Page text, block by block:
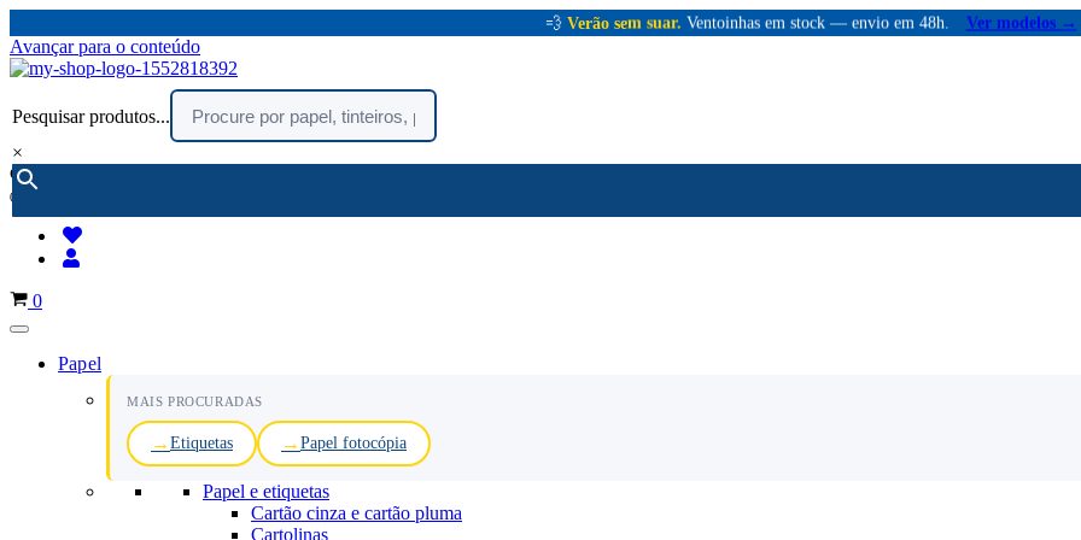
💨 Verão sem suar. Ventoinhas em stock — envio em 48h. Ver modelos →
Avançar para o conteúdo
Pesquisar produtos...
×
encomendar por telefone :
(chamada rede fixa nacional)
Carrinho
0
Papel
MAIS PROCURADAS
Etiquetas Papel fotocópia
Papel e etiquetas
Cartão cinza e cartão pluma
Cartolinas